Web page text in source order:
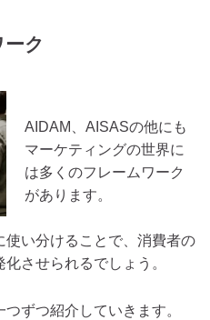
ク
AIDAM、AISASの他にも
マーケティングの世界に
は多くのフレームワーク
があります。
い分けることで、消費者の
させられるでしょう。
ずつ紹介していきます。